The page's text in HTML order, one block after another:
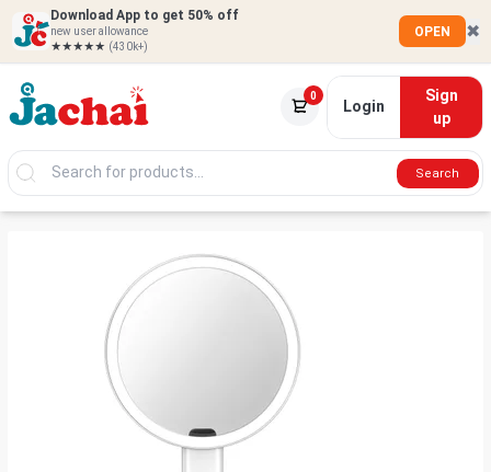
Download App to get 50% off
new user allowance
★★★★★ (430k+)
OPEN ✖
0
Login
Sign
up
Search